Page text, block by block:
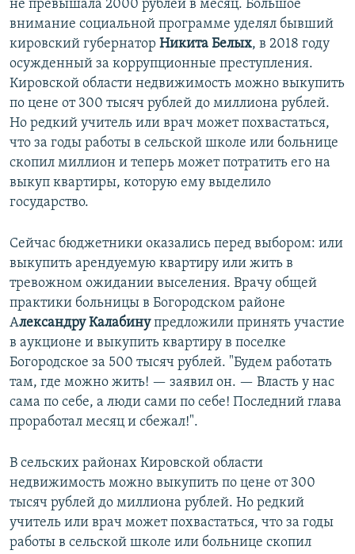
не превышала 2000 рублей в месяц. Большое
внимание социальной программе уделял бывший
кировский губернатор Никита Белых, в 2018 году
осужденный за коррупционные преступления.
Кировской области недвижимость можно выкупить
по цене от 300 тысяч рублей до миллиона рублей.
Но редкий учитель или врач может похвастаться,
что за годы работы в сельской школе или больнице
скопил миллион и теперь может потратить его на
выкуп квартиры, которую ему выделило
государство.
Сейчас бюджетники оказались перед выбором: или
выкупить арендуемую квартиру или жить в
тревожном ожидании выселения. Врачу общей
практики больницы в Богородском районе
Александру Калабинупредложили принять участие
в аукционе и выкупить квартиру в поселке
Богородское за 500 тысяч рублей. "Будем работать
там, где можно жить! — заявил он. — Власть у нас
сама по себе, а люди сами по себе! Последний глава
проработал месяц и сбежал!".
В сельских районах Кировской области
недвижимость можно выкупить по цене от 300
тысяч рублей до миллиона рублей. Но редкий
учитель или врач может похвастаться, что за годы
работы в сельской школе или больнице скопил